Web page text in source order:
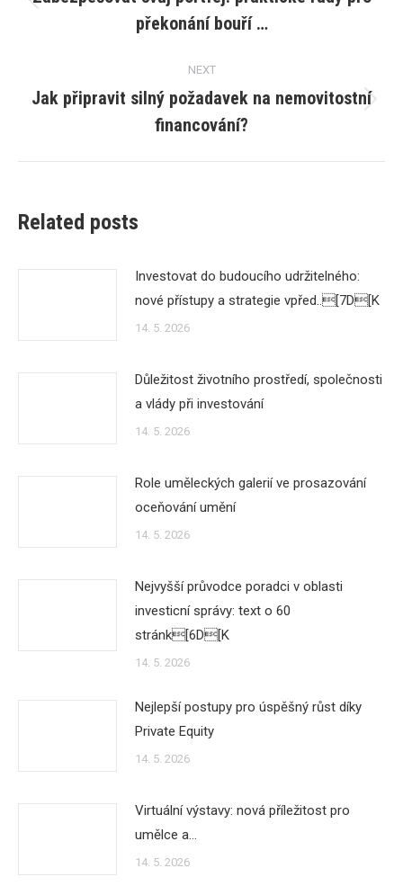
Previous
post:
překonání bouří …
NEXT
post:
Jak připravit silný požadavek na nemovitostní
financování?
Related posts
Investovat do budoucího udržitelného:
nové přístupy a strategie vpřed..[7D[K
14. 5. 2026
Důležitost životního prostředí, společnosti
a vlády při investování
14. 5. 2026
Role uměleckých galerií ve prosazování
oceňování umění
14. 5. 2026
Nejvyšší průvodce poradci v oblasti
investicní správy: text o 60
stránk[6D[K
14. 5. 2026
Nejlepší postupy pro úspěšný růst díky
Private Equity
14. 5. 2026
Virtuální výstavy: nová příležitost pro
umělce a…
14. 5. 2026